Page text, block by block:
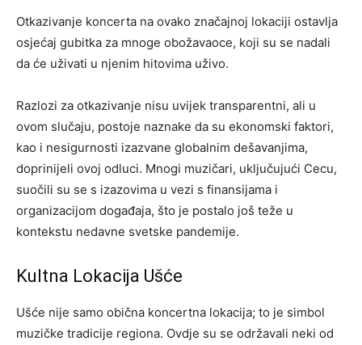
Otkazivanje koncerta na ovako značajnoj lokaciji ostavlja
osjećaj gubitka za mnoge obožavaoce, koji su se nadali
da će uživati u njenim hitovima uživo.
Razlozi za otkazivanje nisu uvijek transparentni, ali u
ovom slučaju, postoje naznake da su ekonomski faktori,
kao i nesigurnosti izazvane globalnim dešavanjima,
doprinijeli ovoj odluci. Mnogi muzičari, uključujući Cecu,
suočili su se s izazovima u vezi s finansijama i
organizacijom događaja, što je postalo još teže u
kontekstu nedavne svetske pandemije.
Kultna Lokacija Ušće
Ušće nije samo obična koncertna lokacija; to je simbol
muzičke tradicije regiona. Ovdje su se održavali neki od